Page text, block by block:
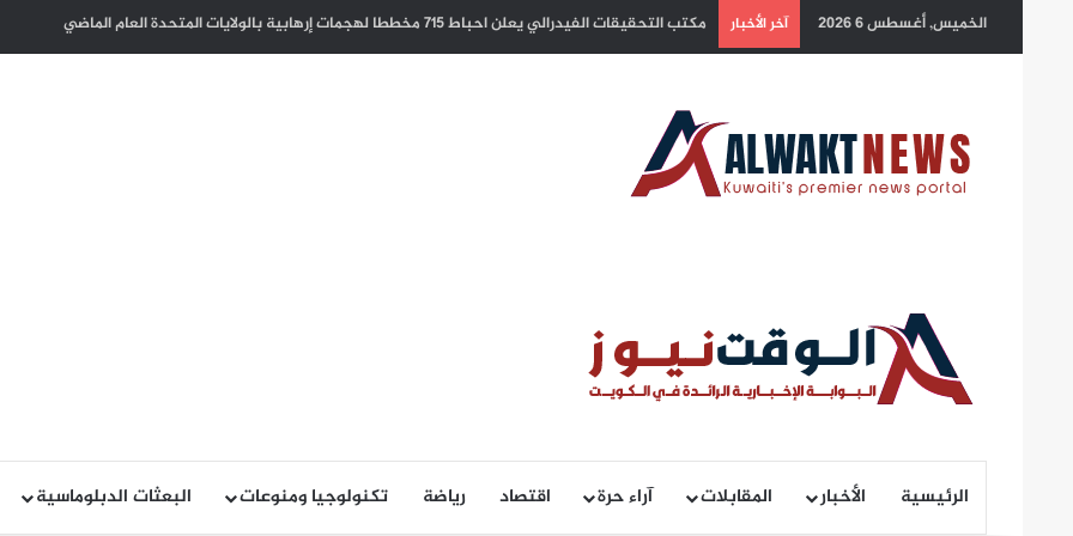
الخميس, أغسطس 6 2026 آخر الأخبار الائتلاف الحاكم في العراق يجرم استخدام أراضي الدولة للاعتداء على دول الجوار
الرئيسية الأخبار المقابلات آراء حرة اقتصاد رياضة تكنولوجيا ومنوعات البعثات الدبلوماسية